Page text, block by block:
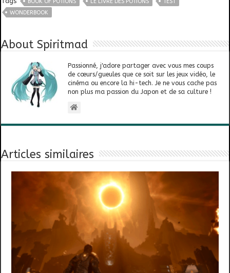
WONDERBOOK
About Spiritmad
Passionné, j'adore partager avec vous mes coups
de cœurs/gueules que ce soit sur les jeux vidéo, le
cinéma ou encore la hi-tech. Je ne vous cache pas
non plus ma passion du Japon et de sa culture !
Articles similaires